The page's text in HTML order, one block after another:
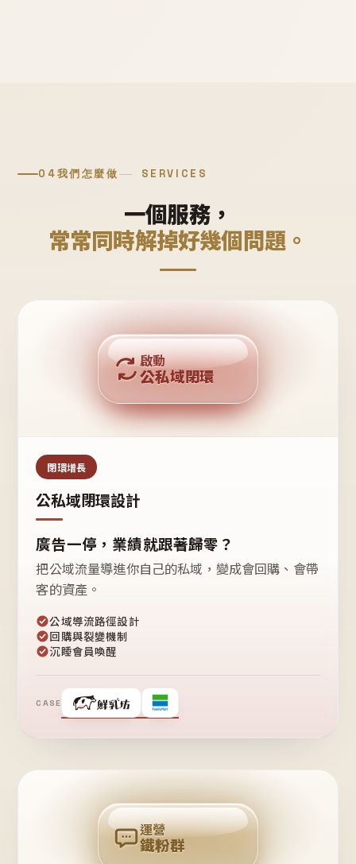
04我們怎麼做 SERVICES
一個服務，
常常同時解掉好幾個問題。
公域流量
私域鐵粉
回購複利
啟動
公私域閉環
閉環增長
公私域閉環設計
廣告一停，業績就跟著歸零？
把公域流量導進你自己的私域，變成會回購、會帶
客的資產。
公域導流路徑設計
回購與裂變機制
沉睡會員喚醒
CASE
❤
粉
回
購
運營
鐵粉群